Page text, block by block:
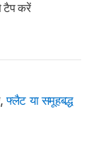
टैप करें
फ्लैट या समूहबद्ध